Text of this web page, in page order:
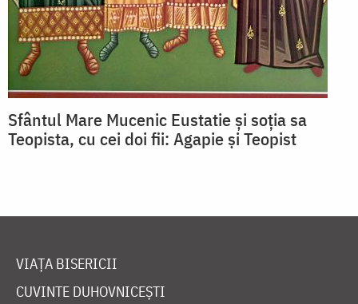
Sfântul Mare Mucenic Eustatie și soția sa
Teopista, cu cei doi fii: Agapie și Teopist
VIAȚA BISERICII
CUVINTE DUHOVNICEȘTI